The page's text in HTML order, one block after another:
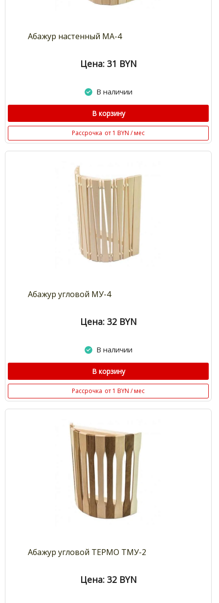
Абажур настенный МА-4
Цена: 31 BYN
В наличии
В корзину
Рассрочка от 1 BYN / мес
Абажур угловой МУ-4
Цена: 32 BYN
В наличии
В корзину
Рассрочка от 1 BYN / мес
Абажур угловой ТЕРМО ТМУ-2
Цена: 32 BYN